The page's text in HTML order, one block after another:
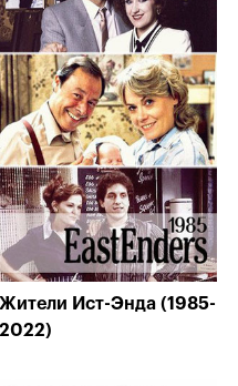
Жители Ист-Энда (1985-
2022)